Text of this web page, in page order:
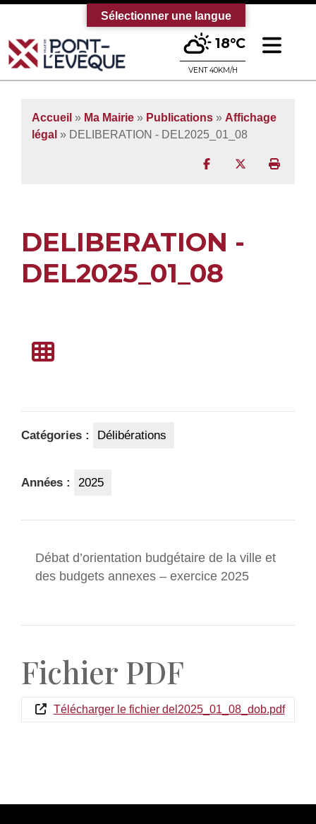
Bienvenue sur le site officiel de la
18°C
VENT 40KM/H
Accueil » Ma Mairie » Publications » Affichage
légal » DELIBERATION - DEL2025_01_08
Partager surPartager sur
DELIBERATION -
DEL2025_01_08
Catégories : Délibérations
Années : 2025
Débat d’orientation budgétaire de la ville et
des budgets annexes – exercice 2025
Fichier PDF
Télécharger le fichier del2025_01_08_dob.pdf
Sélectionner une langue